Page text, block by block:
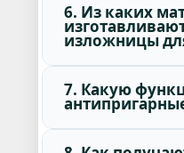
6. Из каких
изложницы
7. Какую